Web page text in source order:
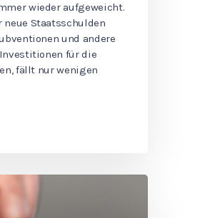
wieder aufgeweicht.
Staatsschulden
und andere
für die
fällt nur wenigen